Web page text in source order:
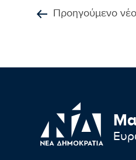
Προηγούμενο νέο